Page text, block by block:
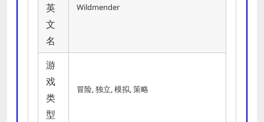
英
文
名
Wildmender
游
戏
类
型
冒险, 独立, 模拟, 策略